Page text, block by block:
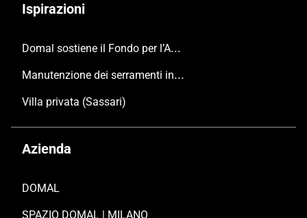
Ispirazioni
Domal sostiene il Fondo per l’Ambiente Italiano anche per le Giornate FAI di Primavera 2024
Manutenzione dei serramenti in alluminio
Villa privata (Sassari)
Azienda
DOMAL
SPAZIO DOMAL | MILANO